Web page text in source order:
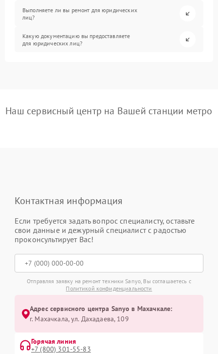
Выполняете ли вы ремонт для юридических
лиц?
Какую документацию вы предоставляете
для юридических лиц?
Наш сервисный центр на Вашей станции метро
Контактная информация
Если требуется задать вопрос специалисту, оставьте
свои данные и дежурный специалист с радостью
проконсультирует Вас!
Отправляя заявку на ремонт техники Sanyo, Вы соглашаетесь с
Политикой конфиденциальности
Адрес сервисного центра Sanyo в Махачкале:
г. Махачкала, ул. Дахадаева, 109
Горячая линия
+7 (800) 301-55-83